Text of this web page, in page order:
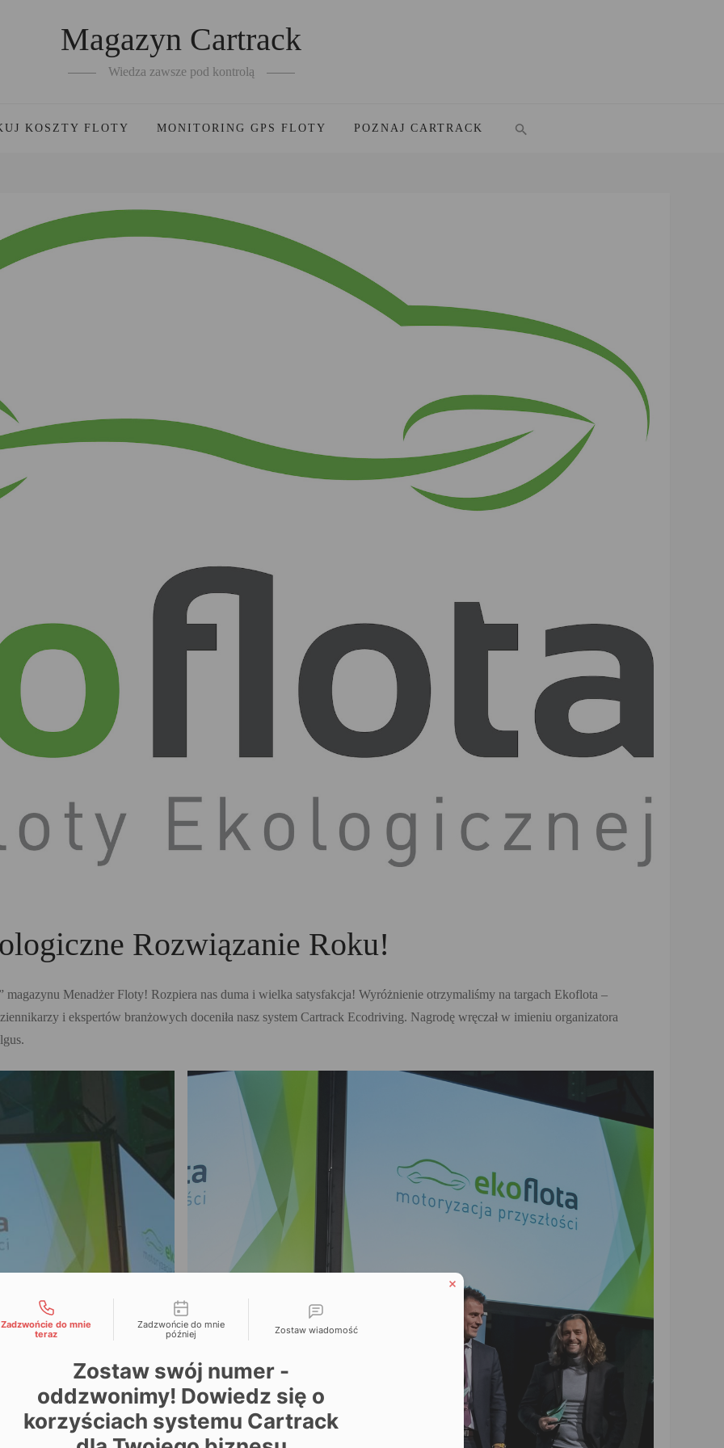
Magazyn Cartrack
Wiedza zawsze pod kontrolą
KOSZTY FLOTY MONITORING GPS FLOTY POZNAJ CARTRACK
Rozwiązanie Roku!
Menadżer Floty! Rozpiera nas duma i wielka satysfakcja! Wyróżnienie otrzymaliśmy na targach Ekoflota –
i ekspertów branżowych doceniła nasz system Cartrack Ecodriving. Nagrodę wręczał w imieniu organizatora
kontaktu
Zadzwońcie do mnie
teraz
Zadzwońcie do mnie
później
Zostaw wiadomość
Zostaw swój numer -
oddzwonimy! Dowiedz się o
korzyściach systemu Cartrack